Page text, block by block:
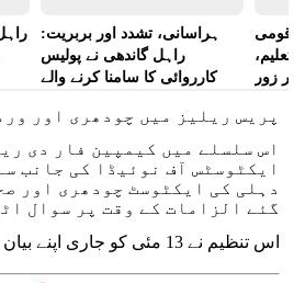
ہراسانی، تشدد اور بربریت:
راہل گاندھی نے پولیس
کارروائی کا سامنا کرنے والے
قومی
زور
پریس ریلیز میں چودھری اور
اس سلسلے میں کیمپین فار دی
ایکٹوسٹس آف نوئیڈا کی جانب
دہلی کی ایکٹوسٹ چودھری اور
گئے الزامات کے وقت پر سوال
اس تنظیم نے 13 مئی کو جاری اپنے بیان میں کہا؛